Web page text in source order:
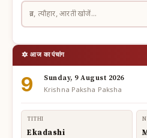
🔯 आज का पंचांग
9 Sunday, 9 August 2026
Krishna Paksha Paksha
TITHI
Ekadashi